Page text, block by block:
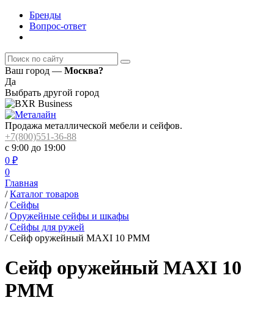
Бренды
Вопрос-ответ
Ваш город — Москва?
Да
Выбрать другой город
Продажа металлической мебели и сейфов.
+7(800)551-36-88
с 9:00 до 19:00
0 ₽
0
Главная
/ Каталог товаров
/ Сейфы
/ Оружейные сейфы и шкафы
/ Сейфы для ружей
/ Сейф оружейный MAXI 10 PMM
Сейф оружейный MAXI 10
PMM